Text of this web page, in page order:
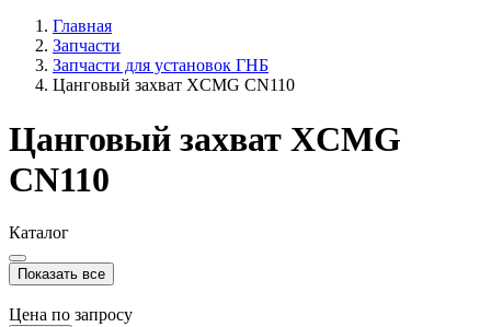
Главная
Запчасти
Запчасти для установок ГНБ
Цанговый захват XCMG CN110
Цанговый захват XCMG
CN110
Каталог
Показать все
Цена по запросу